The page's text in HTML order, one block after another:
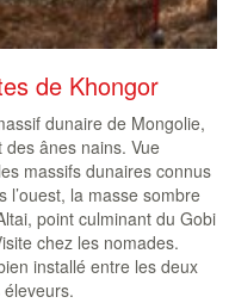
de Khongor
dunaire de Mongolie,
ânes nains. Vue
massifs dunaires connus
l’ouest, la masse sombre
point culminant du Gobi
chez les nomades.
installé entre les deux